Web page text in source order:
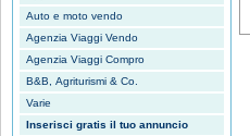
Auto e moto vendo
Agenzia Viaggi Vendo
Agenzia Viaggi Compro
B&B, Agriturismi & Co.
Varie
Inserisci gratis il tuo annuncio